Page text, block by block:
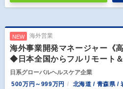
NEW 海外営業
海外事業開発マネージャー《
◆日本全国からフルリモート
日系グローバルヘルスケア企業
500万円～999万円
北海道 / 青森県 /